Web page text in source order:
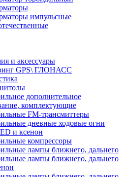
импульсные
и аксессуары
GPS\ ГЛОНАСС
дополнительное
комплектующие
FM-трансмиттеры
дневные ходовые огни
и ксенон
компрессоры
лампы ближнего, дальнего
лампы ближнего, дальнего